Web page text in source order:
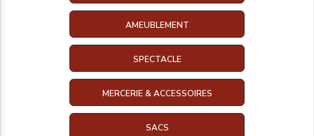
AMEUBLEMENT
SPECTACLE
MERCERIE & ACCESSOIRES
SACS